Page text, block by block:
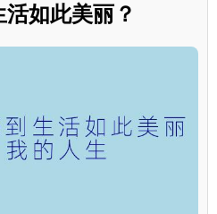
如此美丽？